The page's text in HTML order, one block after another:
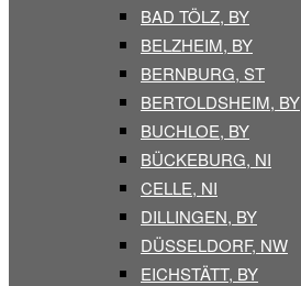
BAD TÖLZ, BY
BELZHEIM, BY
BERNBURG, ST
BERTOLDSHEIM, BY
BUCHLOE, BY
BÜCKEBURG, NI
CELLE, NI
DILLINGEN, BY
DÜSSELDORF, NW
EICHSTÄTT, BY